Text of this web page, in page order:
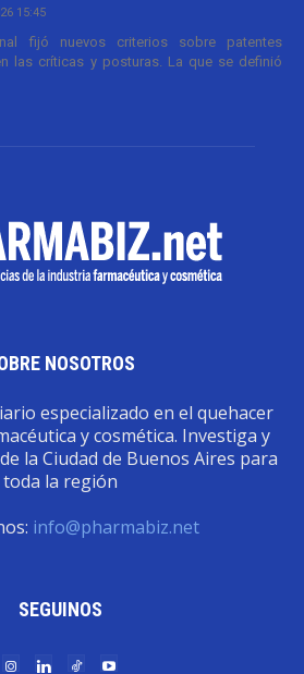
15:45
fijó nuevos criterios sobre patentes
las críticas y posturas. La que se definió
NOSOTROS
especializado en el quehacer
y cosmética. Investiga y
la Ciudad de Buenos Aires para
toda la región
info@pharmabiz.net
SEGUINOS